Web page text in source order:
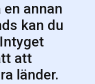
annan
kan du
att
länder.